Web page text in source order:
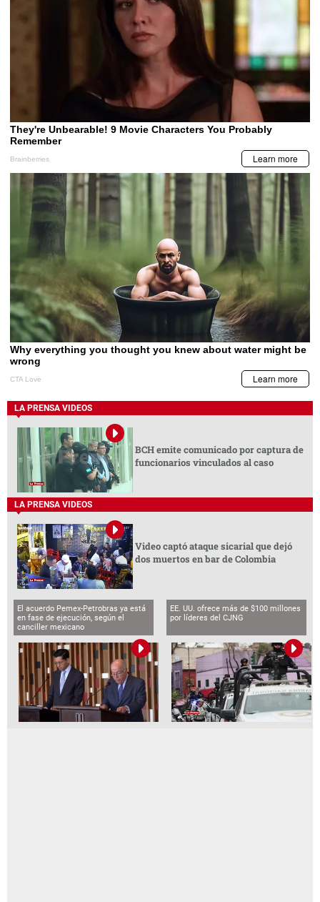
LA PRENSA VIDEOS
BCH emite comunicado por captura de
funcionarios vinculados al caso
LA PRENSA VIDEOS
Video captó ataque sicarial que dejó
dos muertos en bar de Colombia
El acuerdo Pemex-Petrobras ya está
en fase de ejecución, según el
canciller mexicano
EE. UU. ofrece más de $100 millones
por líderes del CJNG